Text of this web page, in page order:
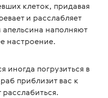
клеток, придавая
и расслабляет
наполняют
настроение.
иногда погрузиться в
приблизит вас к